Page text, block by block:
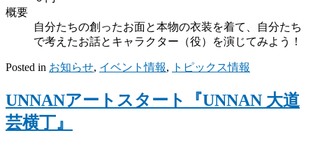
概要
自分たちの創ったお面と本物の衣装を着て、自分たち
で考えたお話とキャラクター（役）を演じてみよう！
Posted in お知らせ, イベント情報, トピックス情報
UNNANアートスタート『UNNAN 大道
芸横丁』